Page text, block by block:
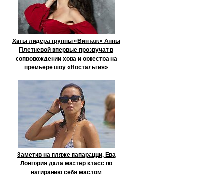
Хиты лидера группы «Винтаж» Анны
Плетневой впервые прозвучат в
сопровождении хора и оркестра на
премьере шоу «Ностальгия»
Заметив на пляже папарацци, Ева
Лонгория дала мастер класс по
натиранию себя маслом